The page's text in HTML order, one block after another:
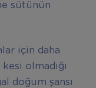
sütünün
için daha
olmadığı
doğum şansı